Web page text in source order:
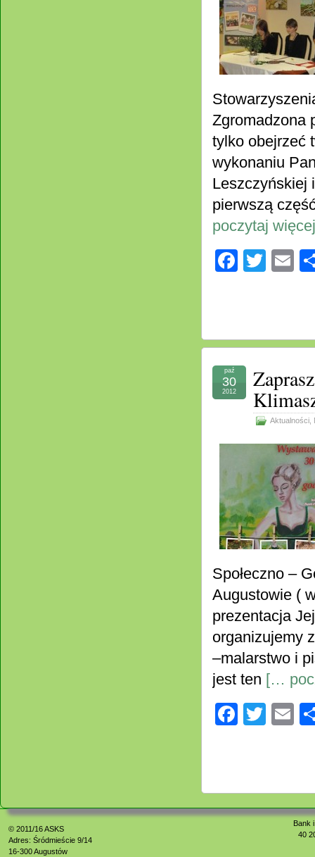
Zgromadzona
tylko obejrzeć
wykonaniu
Leszczyńskiej
pierwszą
poczytaj
Aktualności
paź
30
2012
Społeczno –
Augustowie (
prezentacja
organizujemy
–malarstwo i
jest ten […
© 2011/16ASKS
Adres: Śródmieście 9/14
16-300 Augustów
Bank
40